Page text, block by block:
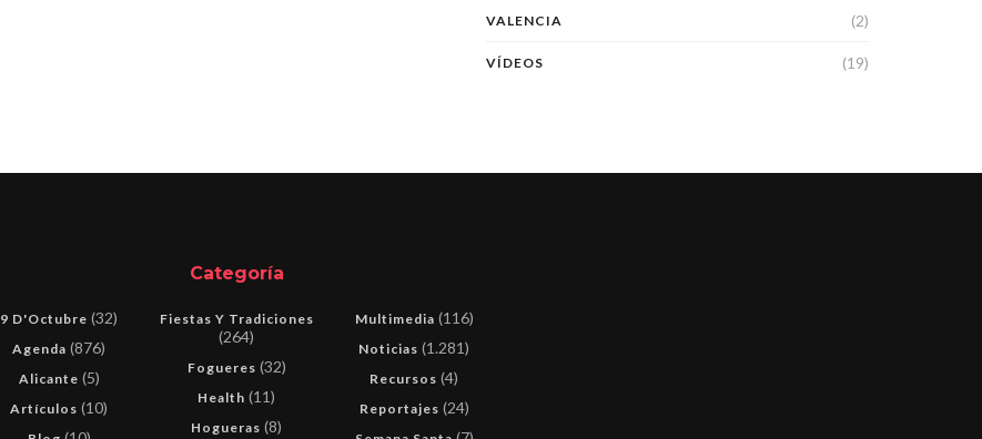
VALENCIA (2)
VÍDEOS (19)
Categoría
9 D'Octubre (32)
Agenda (876)
Alicante (5)
Artículos (10)
Fiestas Y Tradiciones
(264)
Fogueres (32)
Health (11)
Hogueras (8)
Multimedia (116)
Noticias (1.281)
Recursos (4)
Reportajes (24)